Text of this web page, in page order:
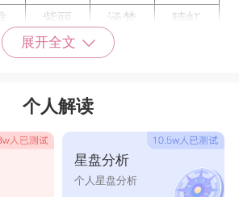
紫丽 涵梦
晴虹
傲雅 采奕
影静
悦梦 乐瑶
珊艺
含语 美诗
展开全文
个人解读
星盘分析
个人星盘分析